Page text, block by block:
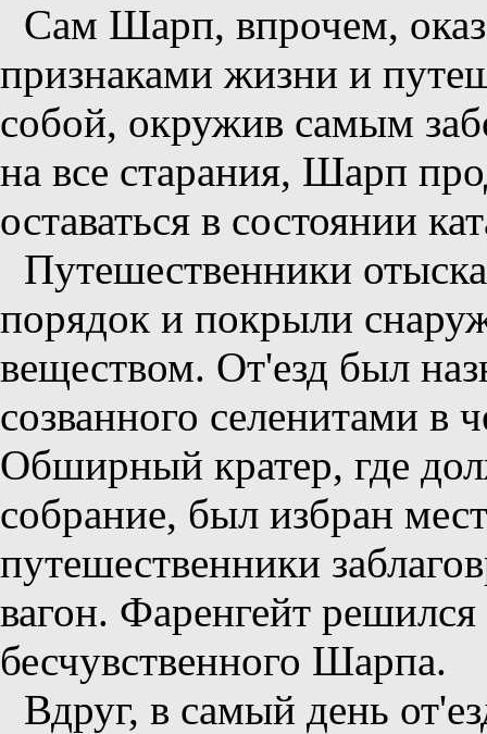
Сам Шарп, впрочем,
признаками жизни и
собой, окружив самым
на все старания, Шарп
оставаться в состоянии
Путешественники
порядок и покрыли
веществом. От'езд был
созванного селенитами в
Обширный кратер, где
собрание, был избран
путешественники
вагон. Фаренгейт
бесчувственного Шарпа.
Вдруг, в самый день